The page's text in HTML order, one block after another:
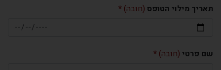
תאריך מילוי הטופס (חובה)
שם פרטי (חובה)